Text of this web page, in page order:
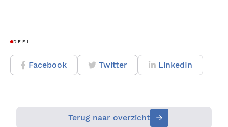
DEEL
Facebook Twitter LinkedIn
Terug naar overzicht